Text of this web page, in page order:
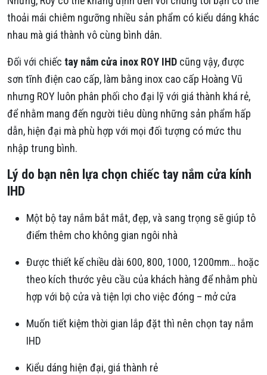
thoải mái chiêm ngưỡng nhiều sản phẩm có kiểu dáng khác
nhau mà giá thành vô cùng bình dân.
Đối với chiếc tay nắm cửa inox ROY IHD cũng vậy, được
sơn tĩnh điện cao cấp, làm bằng inox cao cấp Hoàng Vũ
nhưng ROY luôn phân phối cho đại lỹ với giá thành khá rẻ,
để nhằm mang đến người tiêu dùng những sản phẩm hấp
dẫn, hiện đại mà phù hợp với mọi đối tượng có mức thu
nhập trung bình.
Lý do bạn nên lựa chọn chiếc tay nắm cửa kính
IHD
Một bộ tay nắm bắt mắt, đẹp, và sang trọng sẽ giúp tô
điểm thêm cho không gian ngôi nhà
Được thiết kế chiều dài 600, 800, 1000, 1200mm… hoặc
theo kích thước yêu cầu của khách hàng để nhằm phù
hợp với bộ cửa và tiện lợi cho việc đóng – mở cửa
Muốn tiết kiệm thời gian lắp đặt thì nên chọn tay nắm
IHD
Kiểu dáng hiện đại, giá thành rẻ